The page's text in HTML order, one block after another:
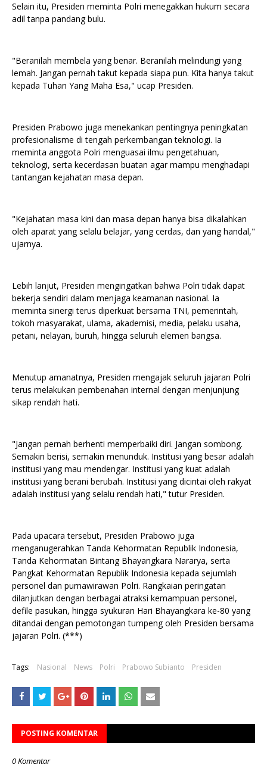
Selain itu, Presiden meminta Polri menegakkan hukum secara
adil tanpa pandang bulu.
"Beranilah membela yang benar. Beranilah melindungi yang
lemah. Jangan pernah takut kepada siapa pun. Kita hanya takut
kepada Tuhan Yang Maha Esa," ucap Presiden.
Presiden Prabowo juga menekankan pentingnya peningkatan
profesionalisme di tengah perkembangan teknologi. Ia
meminta anggota Polri menguasai ilmu pengetahuan,
teknologi, serta kecerdasan buatan agar mampu menghadapi
tantangan kejahatan masa depan.
"Kejahatan masa kini dan masa depan hanya bisa dikalahkan
oleh aparat yang selalu belajar, yang cerdas, dan yang handal,"
ujarnya.
Lebih lanjut, Presiden mengingatkan bahwa Polri tidak dapat
bekerja sendiri dalam menjaga keamanan nasional. Ia
meminta sinergi terus diperkuat bersama TNI, pemerintah,
tokoh masyarakat, ulama, akademisi, media, pelaku usaha,
petani, nelayan, buruh, hingga seluruh elemen bangsa.
Menutup amanatnya, Presiden mengajak seluruh jajaran Polri
terus melakukan pembenahan internal dengan menjunjung
sikap rendah hati.
"Jangan pernah berhenti memperbaiki diri. Jangan sombong.
Semakin berisi, semakin menunduk. Institusi yang besar adalah
institusi yang mau mendengar. Institusi yang kuat adalah
institusi yang berani berubah. Institusi yang dicintai oleh rakyat
adalah institusi yang selalu rendah hati," tutur Presiden.
Pada upacara tersebut, Presiden Prabowo juga
menganugerahkan Tanda Kehormatan Republik Indonesia,
Tanda Kehormatan Bintang Bhayangkara Nararya, serta
Pangkat Kehormatan Republik Indonesia kepada sejumlah
personel dan purnawirawan Polri. Rangkaian peringatan
dilanjutkan dengan berbagai atraksi kemampuan personel,
defile pasukan, hingga syukuran Hari Bhayangkara ke-80 yang
ditandai dengan pemotongan tumpeng oleh Presiden bersama
jajaran Polri. (***)
Tags: Nasional News Polri Prabowo Subianto Presiden
POSTING KOMENTAR
0 Komentar